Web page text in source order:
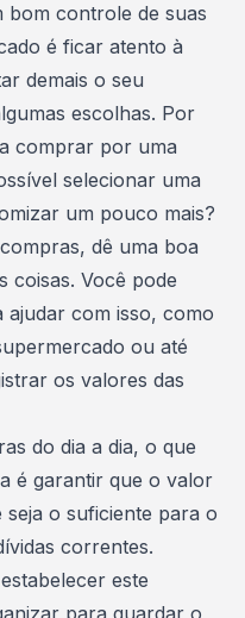
bom controle de suas
é ficar atento à
demais o seu
escolhas. Por
comprar por uma
selecionar uma
um pouco mais?
dê uma boa
coisas. Você pode
ajudar com isso, como
ou até
os valores das
do dia a dia, o que
é garantir que o valor
o suficiente para o
correntes.
este
para guardar o